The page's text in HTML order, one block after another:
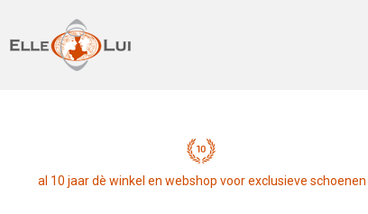
al 10 jaar dè winkel en webshop voor exclusieve schoenen